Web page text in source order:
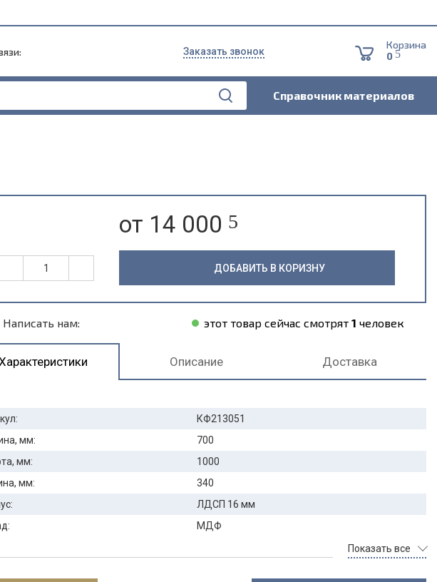
Заказать звонок
Корзина
0 5
Справочник материалов
от 14 000 5
ДОБАВИТЬ В КОРИЗНУ
Написать нам: этот товар сейчас смотрят 1 человек
Описание Доставка
КФ213051
мм:
700
мм:
1000
мм:
340
ЛДСП 16 мм
МДФ
Показать все